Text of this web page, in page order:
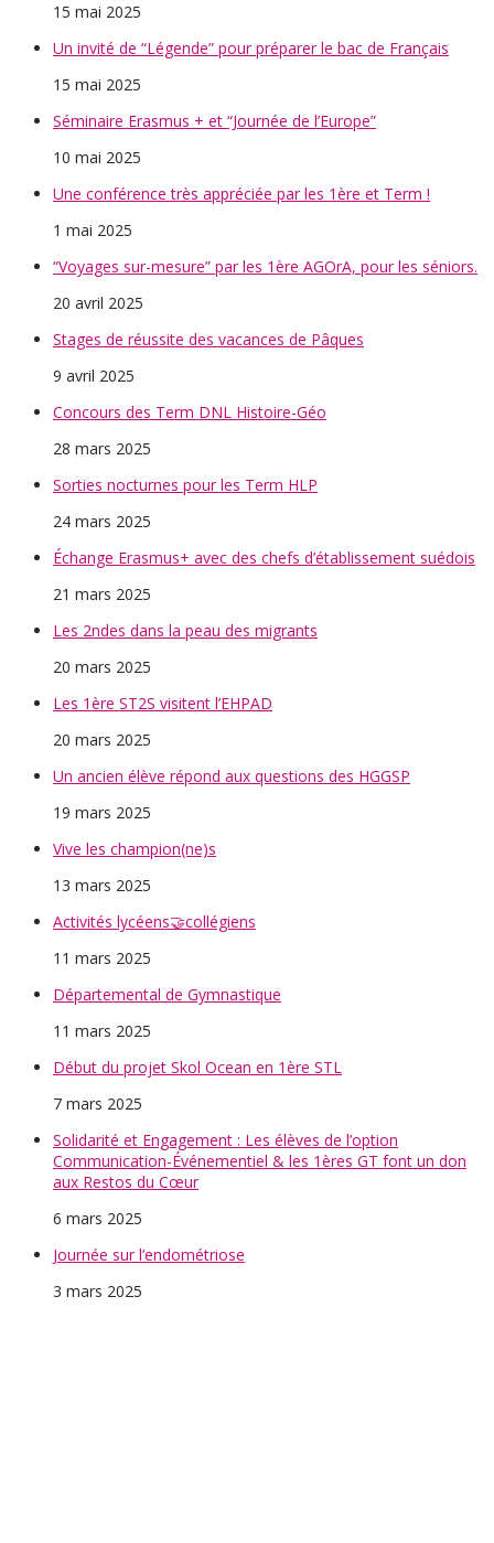
15 mai 2025
Un invité de “Légende” pour préparer le bac de Français
15 mai 2025
Séminaire Erasmus + et “Journée de l’Europe”
10 mai 2025
Une conférence très appréciée par les 1ère et Term !
1 mai 2025
“Voyages sur-mesure” par les 1ère AGOrA, pour les séniors.
20 avril 2025
Stages de réussite des vacances de Pâques
9 avril 2025
Concours des Term DNL Histoire-Géo
28 mars 2025
Sorties nocturnes pour les Term HLP
24 mars 2025
Échange Erasmus+ avec des chefs d’établissement suédois
21 mars 2025
Les 2ndes dans la peau des migrants
20 mars 2025
Les 1ère ST2S visitent l’EHPAD
20 mars 2025
Un ancien élève répond aux questions des HGGSP
19 mars 2025
Vive les champion(ne)s
13 mars 2025
Activités lycéens🤝collégiens
11 mars 2025
Départemental de Gymnastique
11 mars 2025
Début du projet Skol Ocean en 1ère STL
7 mars 2025
Solidarité et Engagement : Les élèves de l’option
Communication-Événementiel & les 1ères GT font un don
aux Restos du Cœur
6 mars 2025
Journée sur l’endométriose
3 mars 2025